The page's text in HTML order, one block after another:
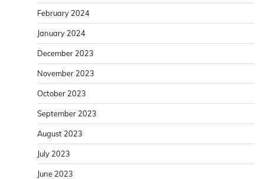
February 2024
January 2024
December 2023
November 2023
October 2023
September 2023
August 2023
July 2023
June 2023